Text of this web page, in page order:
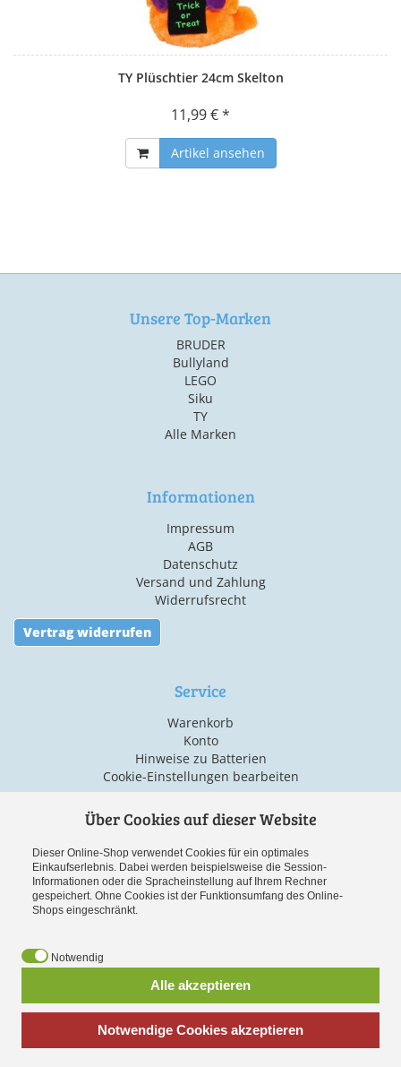
TY Plüschtier 24cm Skelton
11,99 € *
Artikel ansehen
Unsere Top-Marken
BRUDER
Bullyland
LEGO
Siku
TY
Alle Marken
Informationen
Impressum
AGB
Datenschutz
Versand und Zahlung
Widerrufsrecht
Vertrag widerrufen
Service
Warenkorb
Konto
Hinweise zu Batterien
Cookie-Einstellungen bearbeiten
Vorauskasse
*inkl. MwSt., zzgl.Versandkosten
Über Cookies auf dieser Website
Dieser Online-Shop verwendet Cookies für ein optimales
Einkaufserlebnis. Dabei werden beispielsweise die Session-
Informationen oder die Spracheinstellung auf Ihrem Rechner
gespeichert. Ohne Cookies ist der Funktionsumfang des Online-
Shops eingeschränkt.
Notwendig
Alle akzeptieren
Notwendige Cookies akzeptieren